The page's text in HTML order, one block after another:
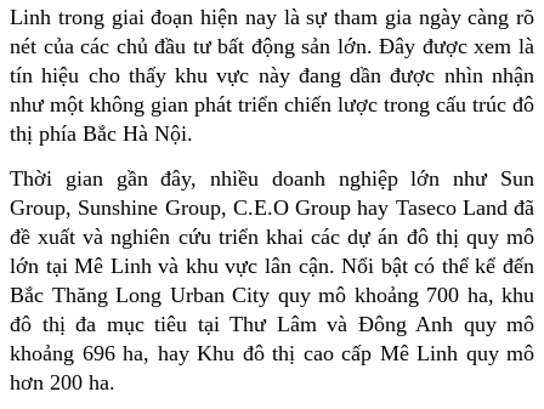
Linh trong giai đoạn hiện nay là sự tham gia ngày càng rõ
nét của các chủ đầu tư bất động sản lớn. Đây được xem là
tín hiệu cho thấy khu vực này đang dần được nhìn nhận
như một không gian phát triển chiến lược trong cấu trúc đô
thị phía Bắc Hà Nội.
Thời gian gần đây, nhiều doanh nghiệp lớn như Sun
Group, Sunshine Group, C.E.O Group hay Taseco Land đã
đề xuất và nghiên cứu triển khai các dự án đô thị quy mô
lớn tại Mê Linh và khu vực lân cận. Nổi bật có thể kể đến
Bắc Thăng Long Urban City quy mô khoảng 700 ha, khu
đô thị đa mục tiêu tại Thư Lâm và Đông Anh quy mô
khoảng 696 ha, hay Khu đô thị cao cấp Mê Linh quy mô
hơn 200 ha.